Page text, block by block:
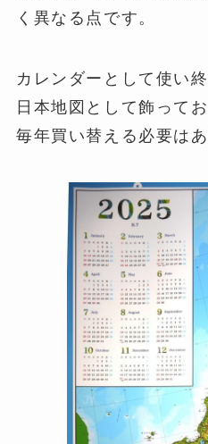
く異なる点です。
カレンダーとして使い
日本地図として飾って
毎年買い替える必要はあ